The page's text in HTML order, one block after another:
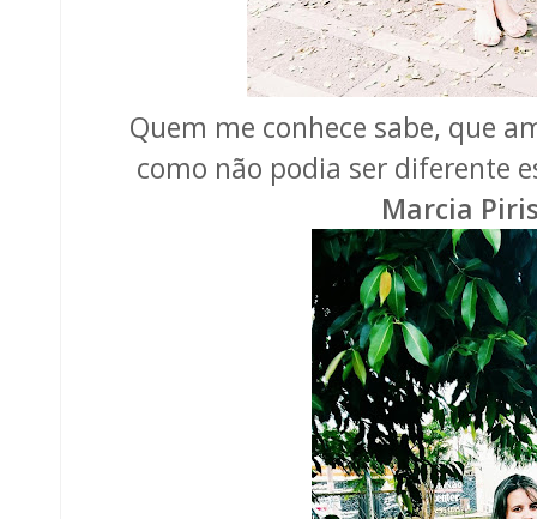
Quem me conhece sabe, que
como não podia ser diferente
Marcia